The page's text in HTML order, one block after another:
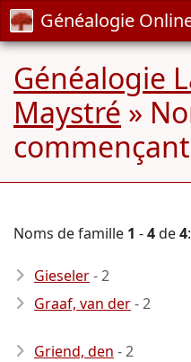
Généalogie
Généalogie
Maystré »
Noms de famille 1 -4de4:
Gieseler- 2
Graaf, van der- 2
Griend, den - 2